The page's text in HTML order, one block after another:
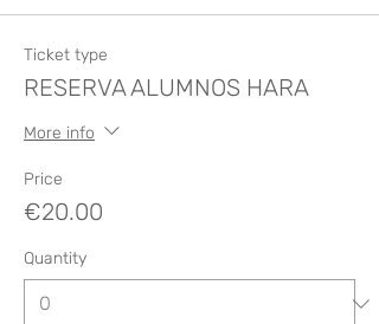
Ticket type
RESERVA ALUMNOS HARA
More info
Price
€20.00
Quantity